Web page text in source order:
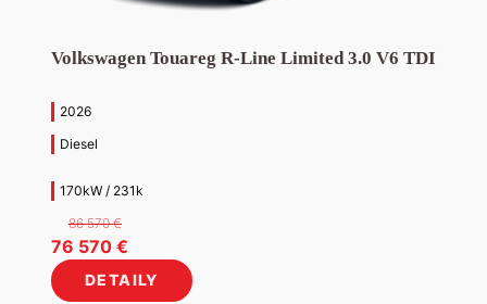
Volkswagen Touareg R-Line Limited 3.0 V6 TDI
2026
Diesel
170kW / 231k
86 570€
Pôvodná
cena
bola:
76 570 €
cena
je:
DETAILY